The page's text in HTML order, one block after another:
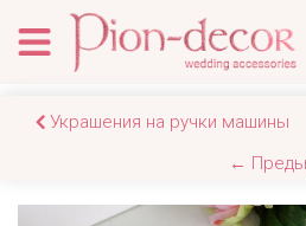
Украшения на ручки машины
←